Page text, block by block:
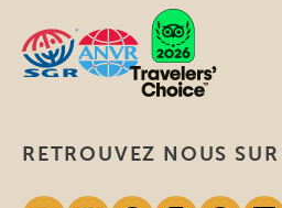
RETROUVEZ NOUS SUR